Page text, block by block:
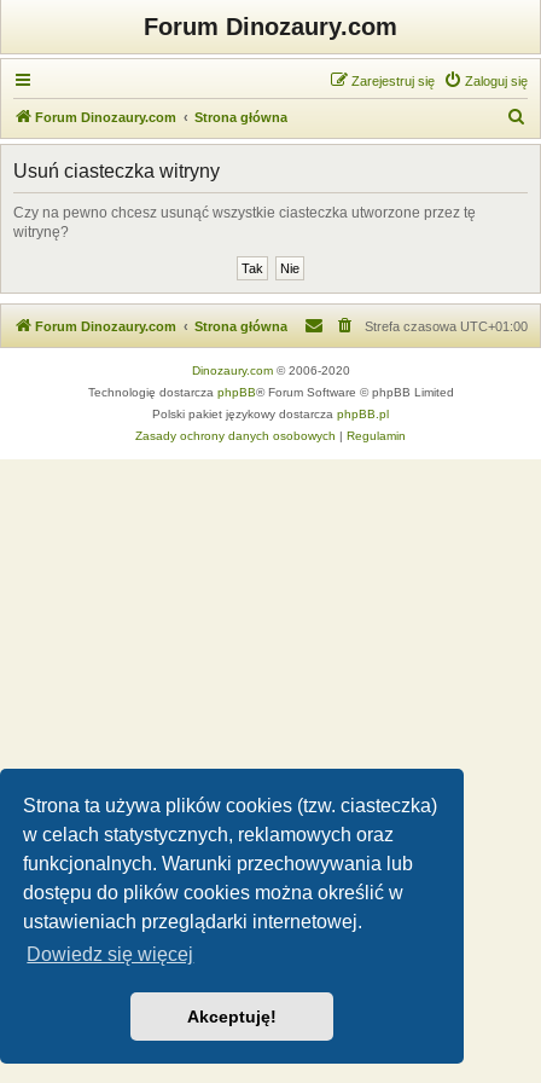
Strona ta używa plików cookies (tzw. ciasteczka)
w celach statystycznych, reklamowych oraz
funkcjonalnych. Warunki przechowywania lub
dostępu do plików cookies można określić w
ustawieniach przeglądarki internetowej.
Dowiedz się więcej
Akceptuję!
Forum Dinozaury.com
Zaloguj się
Zarejestruj się
Forum Dinozaury.com Strona główna
z
Usuń ciasteczka witryny
Czy na pewno chcesz usunąć wszystkie ciasteczka utworzone przez tę
witrynę?
Forum Dinozaury.com Strona główna Strefa czasowa UTC+01:00
Dinozaury.com© 2006-2020
Technologię dostarcza phpBB® Forum Software © phpBB Limited
Polski pakiet językowy dostarcza phpBB.pl
Zasady ochrony danych osobowych | Regulamin